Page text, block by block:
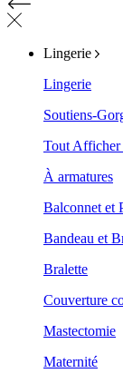
Lingerie
Lingerie
Soutiens-
Tout
À armatures
Balconnet et
Bandeau et
Bralette
Couverture
Mastectomie
Maternité